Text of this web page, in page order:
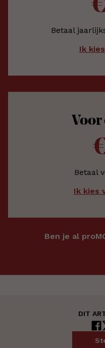
Betaal
Ik
Voor
Betaal
Ik kies
Ben je al
DIT